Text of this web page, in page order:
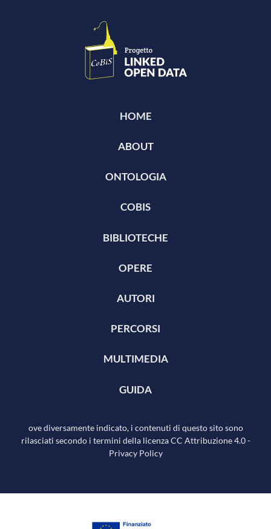
HOME
ABOUT
ONTOLOGIA
COBIS
BIBLIOTECHE
OPERE
AUTORI
PERCORSI
MULTIMEDIA
GUIDA
ove diversamente indicato, i contenuti di questo sito sono
rilasciati secondo i termini della licenza CC Attribuzione 4.0-
Privacy Policy